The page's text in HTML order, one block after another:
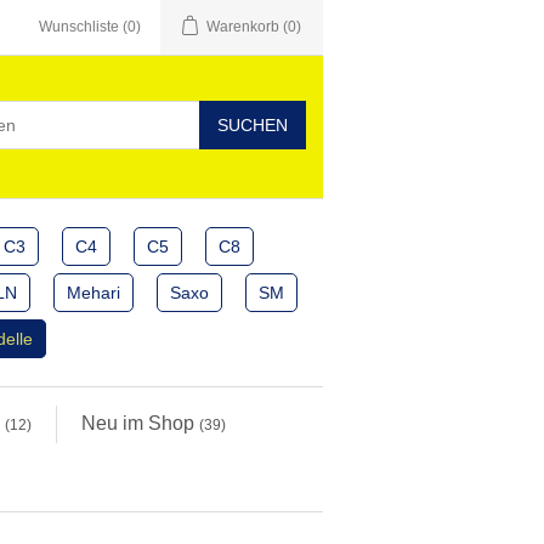
Wunschliste (0) Warenkorb (0)
C3 C4 C5 C8
Mehari Saxo SM
(12) Neu im Shop (39)